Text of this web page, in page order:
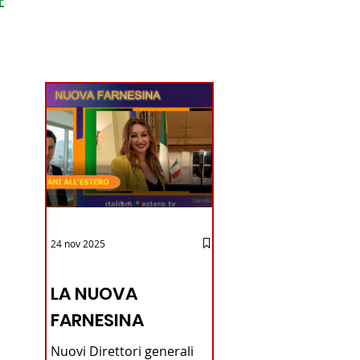
LA NUOVA
FARNESINA
Nuovi Direttori generali
24 nov 2025